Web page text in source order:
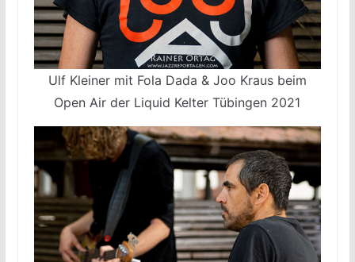
Ulf Kleiner mit Fola Dada & Joo Kraus beim
Open Air der Liquid Kelter Tübingen 2021